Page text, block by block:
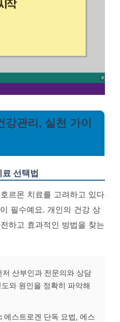
관리, 실천 가이
선택법
르몬 치료를 고려하고 있다
필수예요. 개인의 건강 상
하고 효과적인 방법을 찾는
저 산부인과 전문의와 상담
와 원인을 정확히 파악해
에스트로겐 단독 요법, 에스